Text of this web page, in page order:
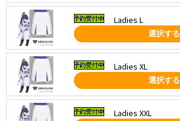
Ladies L
選択する
Ladies XL
選択する
Ladies XXL